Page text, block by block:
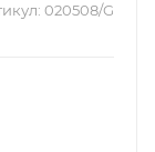
020508/G